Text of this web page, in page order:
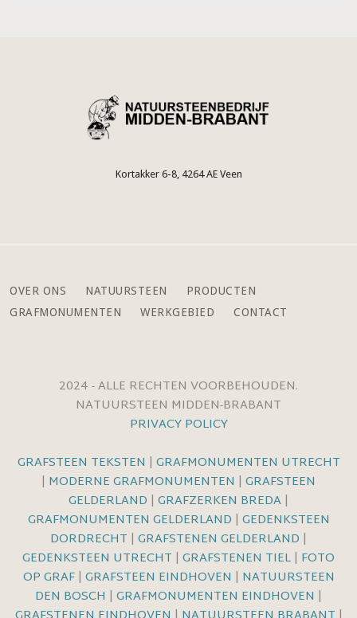
Kortakker 6-8, 4264 AE Veen
OVER ONS NATUURSTEEN
PRODUCTEN
GRAFMONUMENTEN
WERKGEBIED CONTACT
2024 - ALLE RECHTEN VOORBEHOUDEN.
NATUURSTEEN MIDDEN-BRABANT
PRIVACY POLICY
GRAFSTEEN TEKSTEN | GRAFMONUMENTEN UTRECHT
| MODERNE GRAFMONUMENTEN | GRAFSTEEN
GELDERLAND | GRAFZERKEN BREDA|
GRAFMONUMENTEN GELDERLAND | GEDENKSTEEN
DORDRECHT | GRAFSTENEN GELDERLAND |
GEDENKSTEEN UTRECHT | GRAFSTENEN TIEL| FOTO
OP GRAF| GRAFSTEEN EINDHOVEN | NATUURSTEEN
DEN BOSCH | GRAFMONUMENTEN EINDHOVEN |